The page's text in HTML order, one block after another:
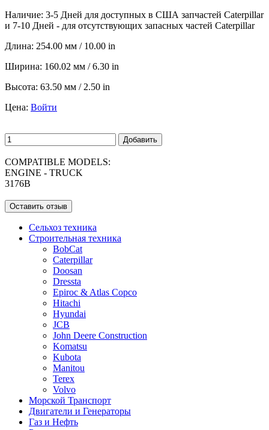
Наличие: 3-5 Дней для доступных в США запчастей Caterpillar
и 7-10 Дней - для отсутствующих запасных частей Caterpillar
Длина: 254.00 мм / 10.00 in
Ширина: 160.02 мм / 6.30 in
Высота: 63.50 мм / 2.50 in
Цена: Войти
Добавить
COMPATIBLE MODELS:
ENGINE - TRUCK
3176B
Оставить отзыв
Сельхоз техника
Строительная техника
BobCat
Caterpillar
Doosan
Dressta
Epiroc & Atlas Copco
Hitachi
Hyundai
JCB
John Deere Construction
Komatsu
Kubota
Manitou
Terex
Volvo
Морской Транспорт
Двигатели и Генераторы
Газ и Нефть